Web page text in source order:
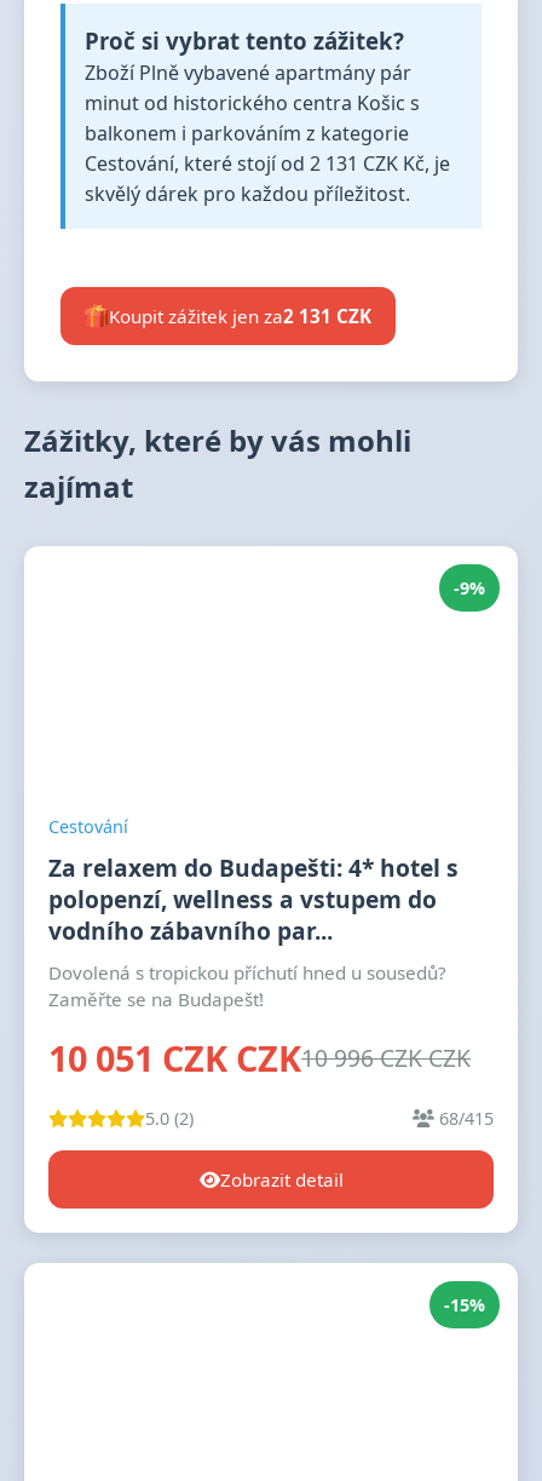
Proč si vybrat tento zážitek?
Zboží Plně vybavené apartmány pár
minut od historického centra Košic s
balkonem i parkováním z kategorie
Cestování, které stojí od 2 131 CZK Kč, je
skvělý dárek pro každou příležitost.
Koupit zážitek jen za2 131 CZK
Zážitky, které by vás mohli
zajímat
-9%
Cestování
Za relaxem do Budapešti: 4* hotel s
polopenzí, wellness a vstupem do
vodního zábavního par...
Dovolená s tropickou příchutí hned u sousedů?
Zaměřte se na Budapešť!
10 051 CZK CZK10 996 CZK CZK
5.0 (2) 68/415
Zobrazit detail
-15%